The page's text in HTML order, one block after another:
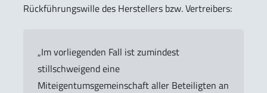
Rückführungswille des Herstellers bzw. Vertreibers:
„Im vorliegenden Fall ist zumindest
stillschweigend eine
Miteigentumsgemeinschaft aller Beteiligten an